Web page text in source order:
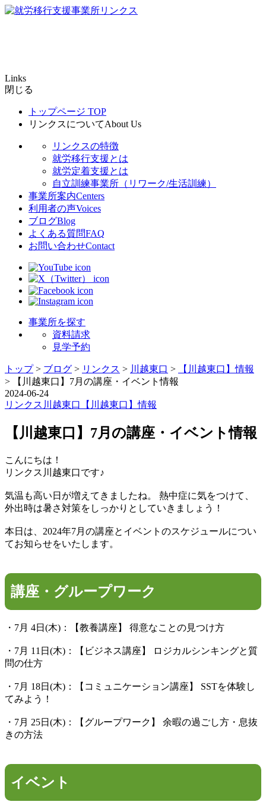
Links
閉じる
トップページ TOP
リンクスについてAbout Us
リンクスの特徴
就労移行支援とは
就労定着支援とは
自立訓練事業所（リワーク/生活訓練）
事業所案内Centers
利用者の声Voices
ブログBlog
よくある質問FAQ
お問い合わせContact
事業所を探す
資料請求
見学予約
トップ> ブログ > リンクス > 川越東口 >
【川越東口】情報
>
【川越東口】7月の講座・イベント情報
2024-06-24
リンクス 川越東口 【川越東口】情報
【川越東口】7月の講座・イベント情報
こんにちは！
リンクス川越東口です♪
気温も高い日が増えてきましたね。 熱中症に気をつけて、
外出時は暑さ対策をしっかりとしていきましょう！
本日は、2024年7月の講座とイベントのスケジュールについ
てお知らせをいたします。
講座・グループワーク
・7月 4日(木)：【教養講座】 得意なことの見つけ方
・7月 11日(木)：【ビジネス講座】 ロジカルシンキングと質
問の仕方
・7月 18日(木)：【コミュニケーション講座】 SSTを体験し
てみよう！
・7月 25日(木)：【グループワーク】 余暇の過ごし方・息抜
きの方法
イベント